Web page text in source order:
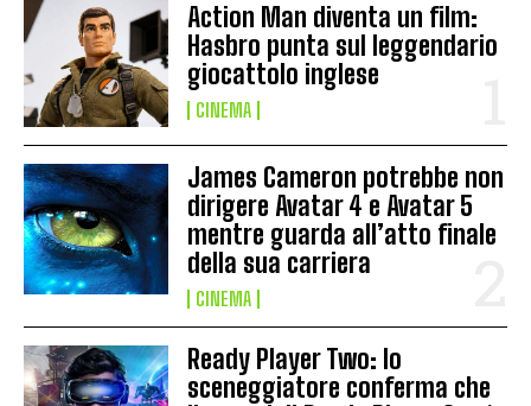
Action Man diventa un film:
Hasbro punta sul leggendario
giocattolo inglese
CINEMA
James Cameron potrebbe non
dirigere Avatar 4 e Avatar 5
mentre guarda all’atto finale
della sua carriera
CINEMA
Ready Player Two: lo
sceneggiatore conferma che